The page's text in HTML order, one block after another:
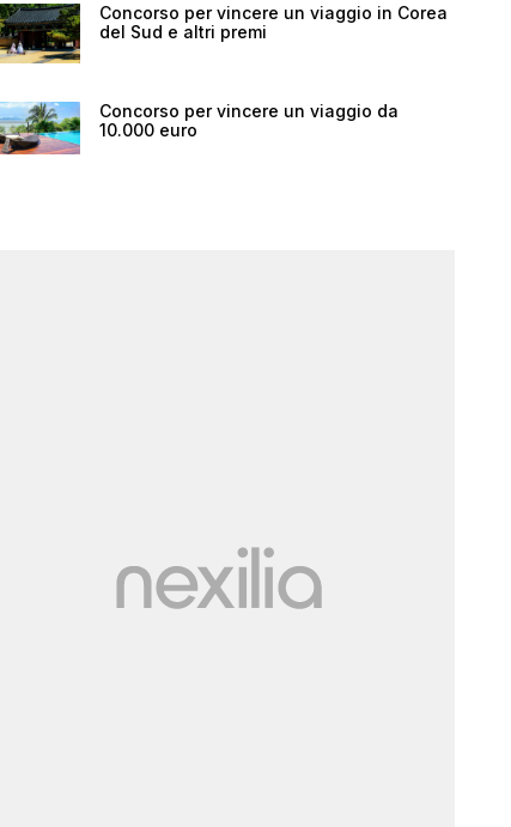
Concorso per vincere un viaggio in Corea
del Sud e altri premi
Concorso per vincere un viaggio da
10.000 euro